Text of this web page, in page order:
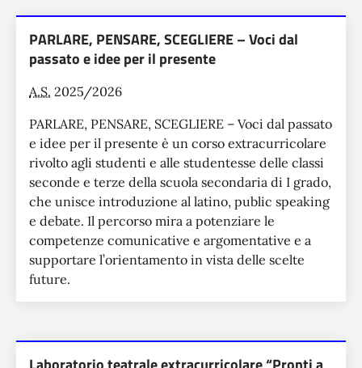
PARLARE, PENSARE, SCEGLIERE – Voci dal
passato e idee per il presente
A.S. 2025/2026
PARLARE, PENSARE, SCEGLIERE – Voci dal passato
e idee per il presente è un corso extracurricolare
rivolto agli studenti e alle studentesse delle classi
seconde e terze della scuola secondaria di I grado,
che unisce introduzione al latino, public speaking
e debate. Il percorso mira a potenziare le
competenze comunicative e argomentative e a
supportare l’orientamento in vista delle scelte
future.